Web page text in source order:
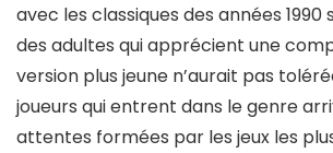
avec les classiques des années 1990
des adultes qui apprécient une
version plus jeune n’aurait pas
joueurs qui entrent dans le genre
attentes formées par les jeux les